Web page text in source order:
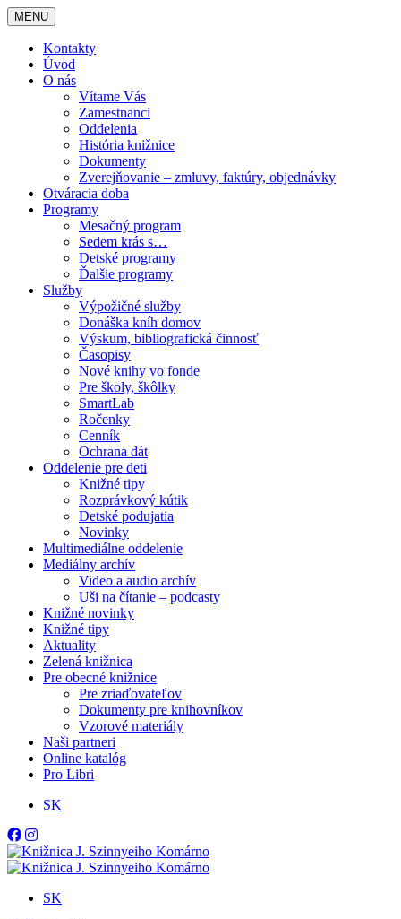
MENU
Kontakty
Úvod
O nás
Vítame Vás
Zamestnanci
Oddelenia
História knižnice
Dokumenty
Zverejňovanie – zmluvy, faktúry, objednávky
Otváracia doba
Programy
Mesačný program
Sedem krás s…
Detské programy
Ďalšie programy
Služby
Výpožičné služby
Donáška kníh domov
Výskum, bibliografická činnosť
Časopisy
Nové knihy vo fonde
Pre školy, škôlky
SmartLab
Ročenky
Cenník
Ochrana dát
Oddelenie pre deti
Knižné tipy
Rozprávkový kútik
Detské podujatia
Novinky
Multimediálne oddelenie
Mediálny archív
Video a audio archív
Uši na čítanie – podcasty
Knižné novinky
Knižné tipy
Aktuality
Zelená knižnica
Pre obecné knižnice
Pre zriaďovateľov
Dokumenty pre knihovníkov
Vzorové materiály
Naši partneri
Online katalóg
Pro Libri
SK
SK